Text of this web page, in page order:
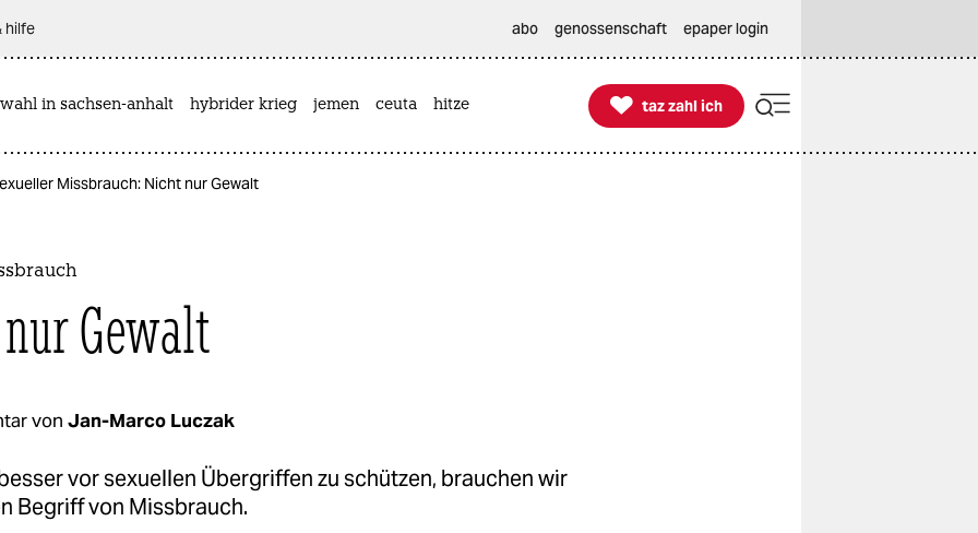
hilfe abo genossenschaft epaper login
in sachsen-anhalt hybrider krieg jemen ceuta hitze 
taz zahl ich
taz zahl ich
Missbrauch: Nicht nur Gewalt
Gewalt
von Jan-Marco Luczak
vor sexuellen Übergriffen zu schützen, brauchen wir
Begriff von Missbrauch.